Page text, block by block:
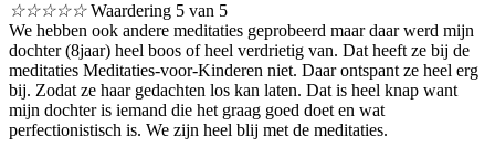
☆☆☆☆☆ Waardering 5 van 5
We hebben ook andere meditaties geprobeerd maar daar werd mijn
dochter (8jaar) heel boos of heel verdrietig van. Dat heeft ze bij de
meditaties Meditaties-voor-Kinderen niet. Daar ontspant ze heel erg
bij. Zodat ze haar gedachten los kan laten. Dat is heel knap want
mijn dochter is iemand die het graag goed doet en wat
perfectionistisch is. We zijn heel blij met de meditaties.